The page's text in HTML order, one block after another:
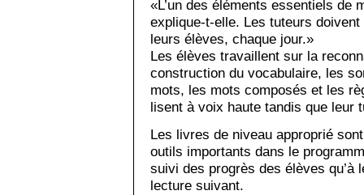
«L’un des éléments essentiels de
explique-t-elle. Les tuteurs
leurs élèves, chaque jour.»
Les élèves travaillent sur la
construction du vocabulaire, les
mots, les mots composés et les
lisent à voix haute tandis que leur
Les livres de niveau approprié
outils importants dans le
suivi des progrès des élèves qu’à
lecture suivant.